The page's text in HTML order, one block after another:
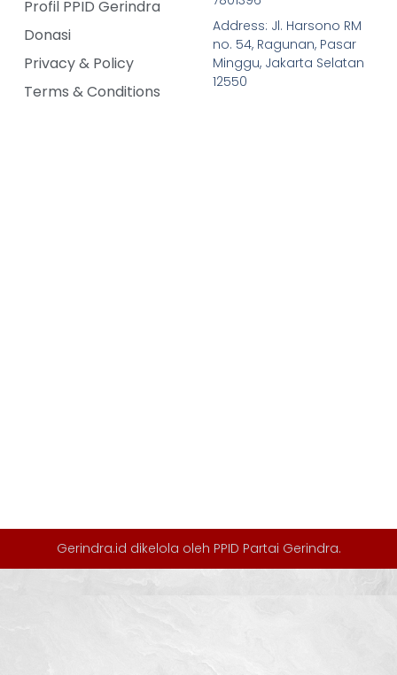
Profil PPID Gerindra
Donasi
Privacy & Policy
Terms & Conditions
Address: Jl. Harsono RM
no. 54, Ragunan, Pasar
Minggu, Jakarta Selatan
12550
Gerindra.id dikelola oleh PPID Partai Gerindra.